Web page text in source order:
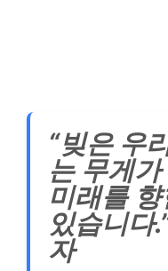
“빚은 우
는 무게
미래를
있습니다
자